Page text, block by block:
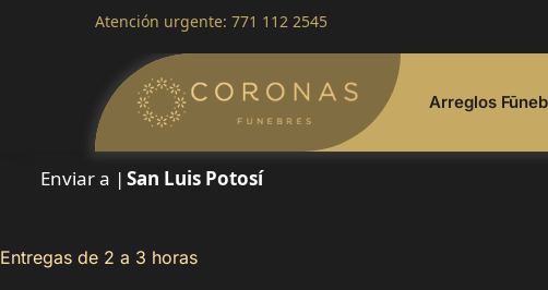
Atención urgente: 771 112 2545
Arreglos
Enviar a | San Luis Potosí
Entregas de 2 a 3 horas